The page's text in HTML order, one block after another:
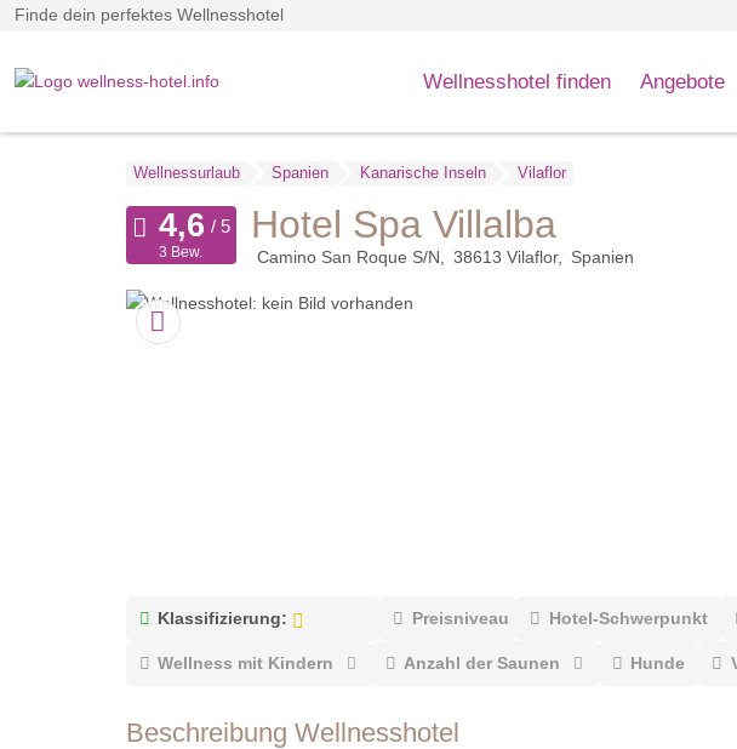
Finde dein perfektes Wellnesshotel
Wellnesshotel finden Angebote
Wellnessurlaub Spanien Kanarische Inseln Vilaflor
Hotel Spa Villalba
Camino San Roque S/N 38613 Vilaflor Spanien
3 Bew.
Klassifizierung: Preisniveau Hotel-Schwerpunkt
Wellness mit Kindern Anzahl der Saunen Hunde
Beschreibung Wellnesshotel